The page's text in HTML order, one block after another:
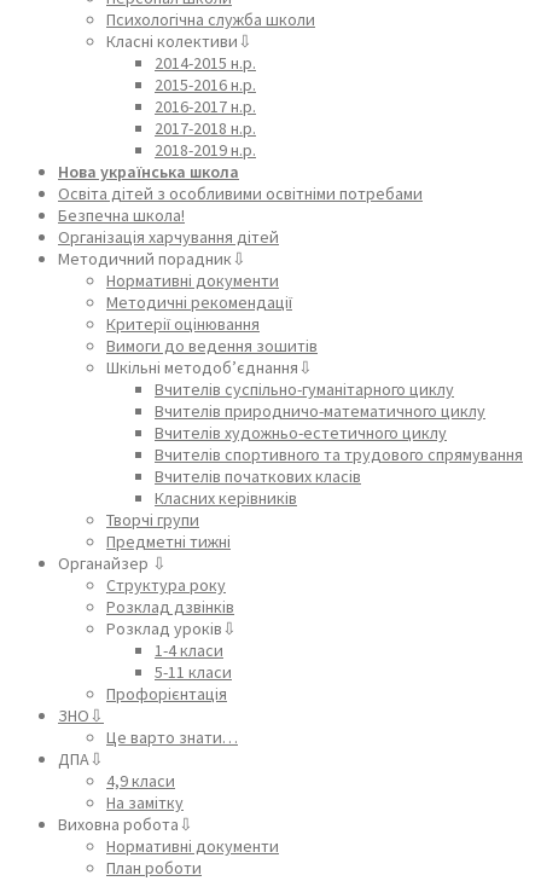
Психологічна служба школи
Класні колективи⇩
2014-2015 н.р.
2015-2016 н.р.
2016-2017 н.р.
2017-2018 н.р.
2018-2019 н.р.
Нова українська школа
Освіта дітей з особливими освітніми потребами
Безпечна школа!
Організація харчування дітей
Методичний порадник⇩
Нормативні документи
Методичні рекомендації
Критерії оцінювання
Вимоги до ведення зошитів
Шкільні методоб’єднання⇩
Вчителів суспільно-гуманітарного циклу
Вчителів природничо-математичного циклу
Вчителів художньо-естетичного циклу
Вчителів спортивного та трудового спрямування
Вчителів початкових класів
Класних керівників
Творчі групи
Предметні тижні
Органайзер ⇩
Структура року
Розклад дзвінків
Розклад уроків⇩
1-4 класи
5-11 класи
Профорієнтація
ЗНО⇩
Це варто знати…
ДПА⇩
4,9 класи
На замітку
Виховна робота⇩
Нормативні документи
План роботи